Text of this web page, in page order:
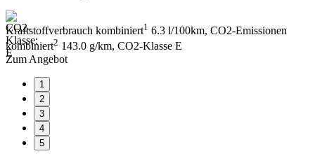
Kraftstoffverbrauch kombiniert1 6.3 l/100km, CO2-Emissionen
kombiniert2 143.0 g/km, CO2-Klasse E
Zum Angebot
1
2
3
4
5